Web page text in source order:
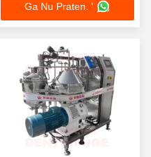
ontwerp CIP Compatibel
22KW voedselkwaliteit
Ga Nu Praten. '